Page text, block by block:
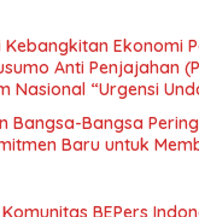
Ekonomi
Anti Penjajahan
Nasional “Urgensi
Sosial dalam
Bangsa-Bangsa
Baru untuk